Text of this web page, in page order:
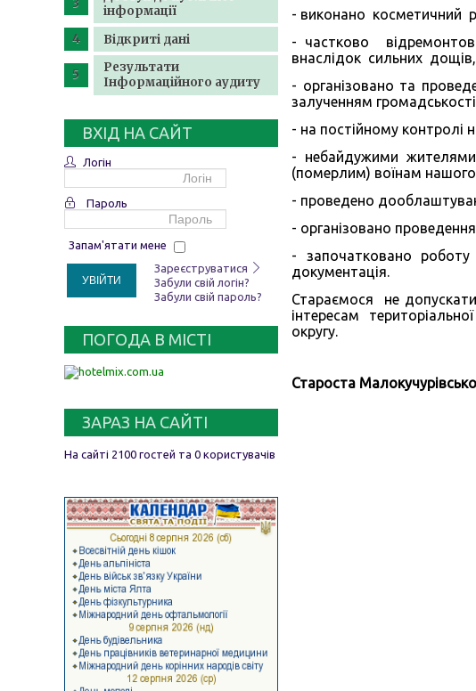
інформації
Відкриті дані
Результати
Інформаційного аудиту
ВХІД НА САЙТ
Логін
Пароль
Запам'ятати мене
УВІЙТИ
Зареєструватися
Забули свій логін?
Забули свій пароль?
ПОГОДА В МІСТІ
ЗАРАЗ НА САЙТІ
На сайті 2100 гостей та 0 користувачів
- виконано косметичний
- частково
внаслідок сильних
- організовано та
залученням
- на постійному контролі
- небайдужими
(померлим) воїнам
- проведено
- організовано
- започатковано
документація.
Стараємося не
інтересам
округу.
Староста